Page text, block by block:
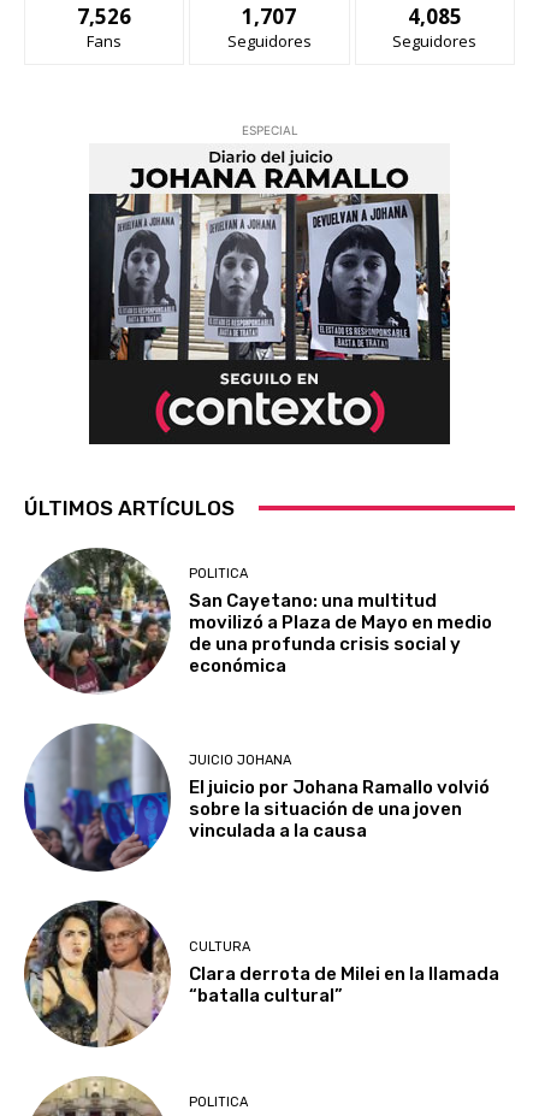
7,526
Fans
1,707
Seguidores
4,085
Seguidores
ESPECIAL
ÚLTIMOS ARTÍCULOS
POLITICA
San Cayetano: una multitud
movilizó a Plaza de Mayo en medio
de una profunda crisis social y
económica
JUICIO JOHANA
El juicio por Johana Ramallo volvió
sobre la situación de una joven
vinculada a la causa
CULTURA
Clara derrota de Milei en la llamada
“batalla cultural”
POLITICA